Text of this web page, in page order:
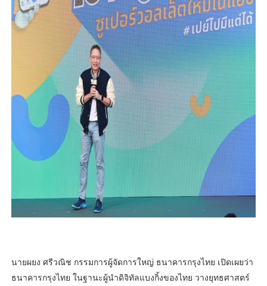
นายผยง ศรีวณิช กรรมการผู้จัดการใหญ่ ธนาคารกรุงไทย เปิดเผยว่า
ธนาคารกรุงไทย ในฐานะผู้นำดิจิทัลแบงกิ้งของไทย วางยุทธศาสตร์